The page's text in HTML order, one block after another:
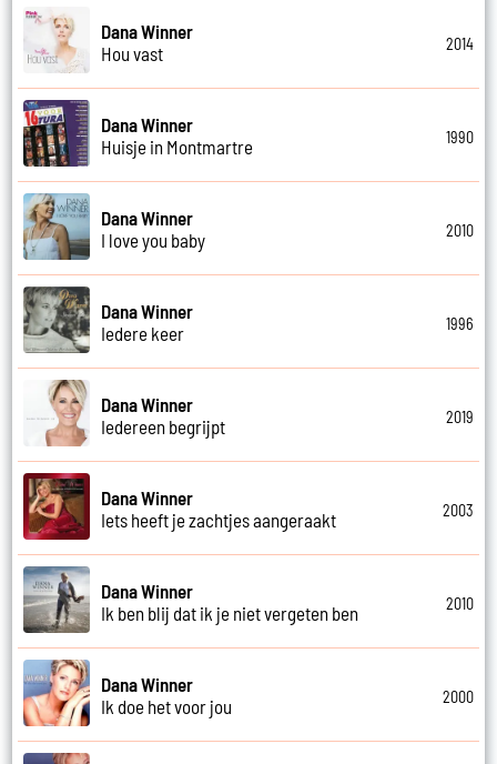
Dana Winner
Hou vast
2014
Dana Winner
Huisje in Montmartre
1990
Dana Winner
I love you baby
2010
Dana Winner
Iedere keer
1996
Dana Winner
Iedereen begrijpt
2019
Dana Winner
Iets heeft je zachtjes aangeraakt
2003
Dana Winner
Ik ben blij dat ik je niet vergeten ben
2010
Dana Winner
Ik doe het voor jou
2000